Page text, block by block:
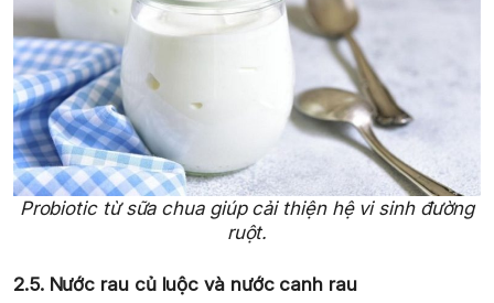
Probiotic từ sữa chua giúp cải thiện hệ vi sinh đường
ruột.
2.5. Nước rau củ luộc và nước canh rau